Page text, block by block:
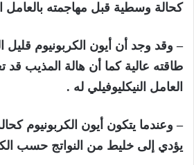
كحالة وسطية قبل مهاجمته بالعامل
– وقد وجد أن أيون الكربونيوم قليل
طاقته عالية كما أن هالة المذيب قد
العامل النيكليوفيلي له .
– وعندما يتكون أيون الكربونيوم
يؤدي إلى خليط من النواتج حسب